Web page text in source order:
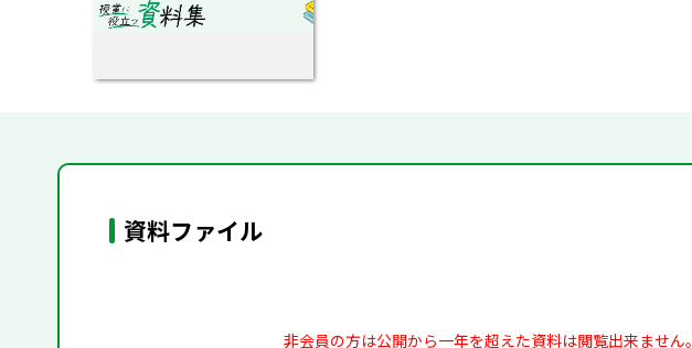
資料ファイル
非会員の方は公開から一年を超えた資料は閲覧出来ません。